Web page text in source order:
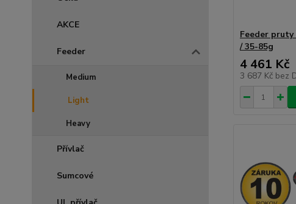
AKCE
Feeder
Medium
Light
Heavy
Přívlač
Sumcové
Feeder
/ 35-85g
4 461 Kč
3 687 Kč bez